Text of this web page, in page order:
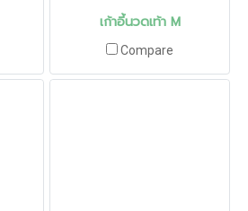
เก้าอี้นวดเท้า M
Compare